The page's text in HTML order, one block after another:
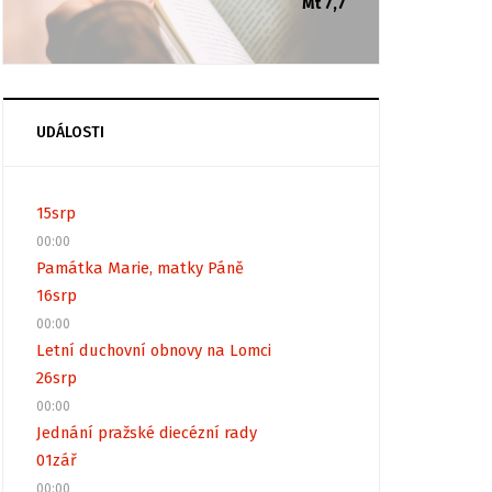
Mt 7,7
UDÁLOSTI
15srp
00:00
Památka Marie, matky Páně
16srp
00:00
Letní duchovní obnovy na Lomci
26srp
00:00
Jednání pražské diecézní rady
01zář
00:00